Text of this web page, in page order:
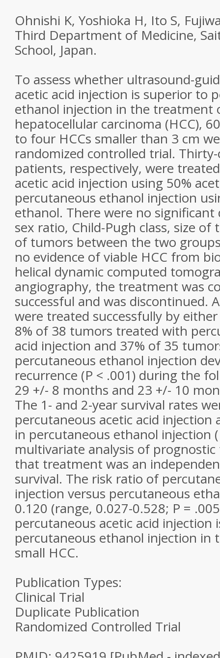
Ohnishi K, Yoshioka H, Ito S,
Third Department of Medicine,
School, Japan.
To assess whether ultrasound-
acetic acid injection is superior to
ethanol injection in the treatment
hepatocellular carcinoma (HCC),
to four HCCs smaller than 3 cm
randomized controlled trial.
patients, respectively, were
acetic acid injection using 50%
percutaneous ethanol injection
ethanol. There were no significant
sex ratio, Child-Pugh class, size
of tumors between the two
no evidence of viable HCC from
helical dynamic computed
angiography, the treatment was
successful and was discontinued.
were treated successfully by
8% of 38 tumors treated with
acid injection and 37% of 35
percutaneous ethanol injection
recurrence (P < .001) during the
29 +/- 8 months and 23 +/- 10
The 1- and 2-year survival rates
percutaneous acetic acid injection
in percutaneous ethanol injection
multivariate analysis of prognostic
that treatment was an
survival. The risk ratio of
injection versus percutaneous
0.120 (range, 0.027-0.528; P =
percutaneous acetic acid injection
percutaneous ethanol injection in
small HCC.
Publication Types:
Clinical Trial
Duplicate Publication
Randomized Controlled Trial